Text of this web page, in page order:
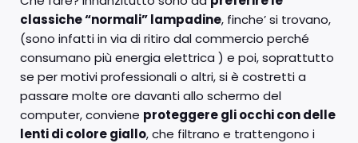
classiche “normali” lampadine, finche’ si trovano,
(sono infatti in via di ritiro dal commercio perché
consumano più energia elettrica ) e poi, soprattutto
se per motivi professionali o altri, si è costretti a
passare molte ore davanti allo schermo del
computer, conviene proteggere gli occhi con delle
lenti di colore giallo, che filtrano e trattengono i